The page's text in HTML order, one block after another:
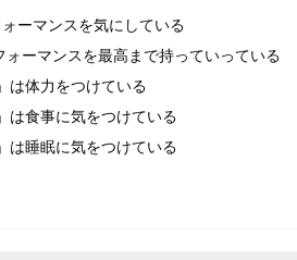
ーマンスを気にしている
ーマンスを最高まで持っていっている
は体力をつけている
は食事に気をつけている
は睡眠に気をつけている